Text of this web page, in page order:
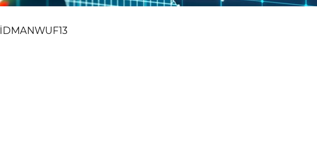
İDMANWUF13